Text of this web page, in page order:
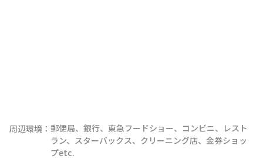
周辺環境： 郵便局、銀行、東急フードショー、コンビニ、レスト
ラン、スターバックス、クリーニング店、金券ショッ
プetc.